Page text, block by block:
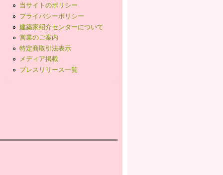
当サイトのポリシー
プライバシーポリシー
建築家紹介センターについて
営業のご案内
特定商取引法表示
メディア掲載
プレスリリース一覧